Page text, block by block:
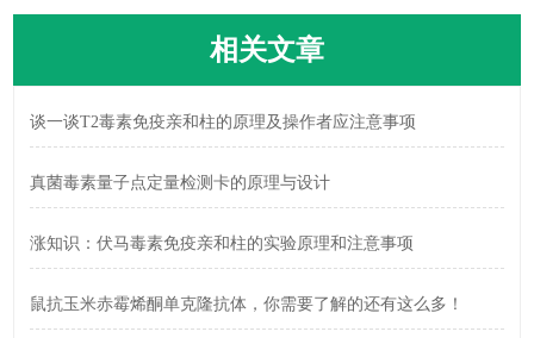
相关文章
谈一谈T2毒素免疫亲和柱的原理及操作者应注意事项
真菌毒素量子点定量检测卡的原理与设计
涨知识：伏马毒素免疫亲和柱的实验原理和注意事项
鼠抗玉米赤霉烯酮单克隆抗体，你需要了解的还有这么多！